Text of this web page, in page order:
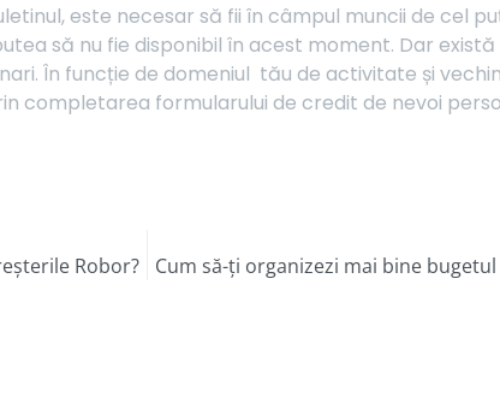
este necesar să fii în câmpul muncii de cel
să nu fie disponibil în acest moment. Dar
În funcție de domeniul tău de activitate și
completarea formularului de credit de nevoi
Robor? Cum să-ți organizezi mai bine